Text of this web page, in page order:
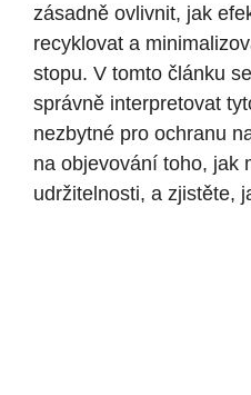
zásadně ovlivnit, jak
recyklovat a
stopu. V tomto článku
správně interpretovat
nezbytné pro ochranu
na objevování toho, jak
udržitelnosti, a zjistěte,